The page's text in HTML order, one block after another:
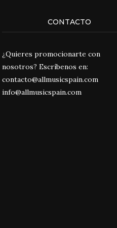
CONTACTO
¿Quieres promocionarte con
nosotros? Escríbenos en:
contacto@allmusicspain.com
info@allmusicspain.com